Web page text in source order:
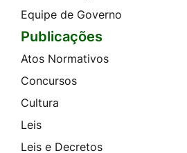
Equipe de Governo
Publicações
Atos Normativos
Concursos
Cultura
Leis
Leis e Decretos